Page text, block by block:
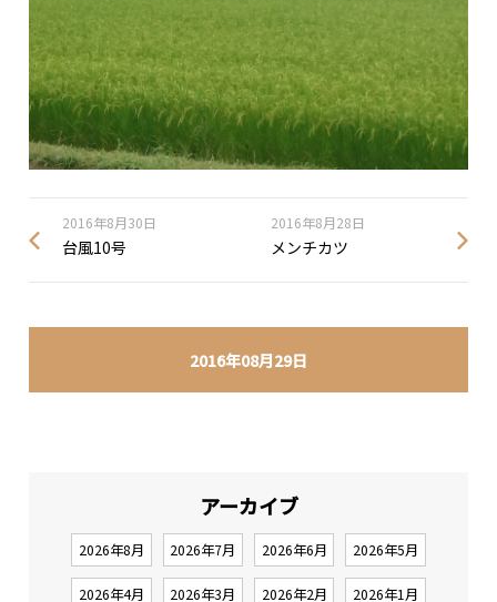
2016年08月29日
2016年8月30日
台風10号
2016年8月28日
メンチカツ
アーカイブ
2026年8月 2026年7月 2026年6月 2026年5月
2026年4月 2026年3月 2026年2月 2026年1月